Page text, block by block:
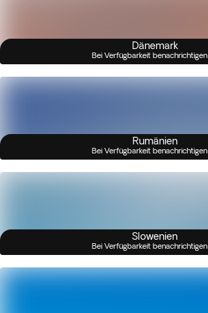
Dänemark
Bei Verfügbarkeit benachrichtigen
Rumänien
Bei Verfügbarkeit benachrichtigen
Slowenien
Bei Verfügbarkeit benachrichtigen